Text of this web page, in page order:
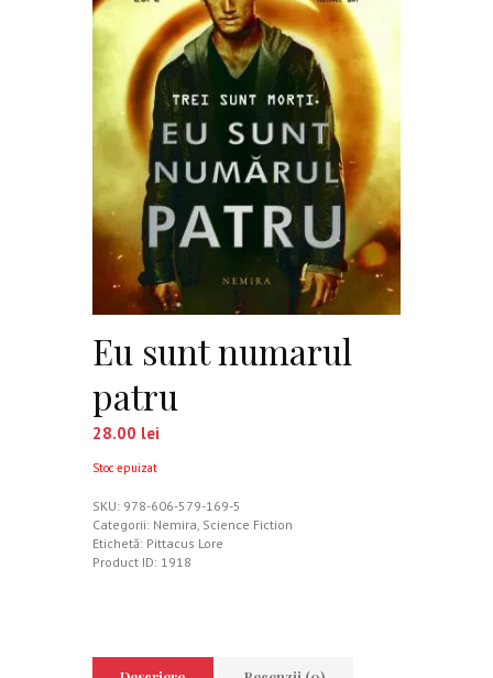
Eu sunt numarul
patru
28.00 lei
Stoc epuizat
SKU: 978-606-579-169-5
Categorii: Nemira Science Fiction
Etichetă: Pittacus Lore
Product ID: 1918